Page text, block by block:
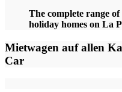
The complete range
holiday homes on La
Mietwagen auf allen
Car